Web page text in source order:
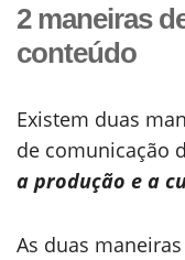
2 maneiras
conteúdo
Existem duas
de comunicação
a produção e a
As duas